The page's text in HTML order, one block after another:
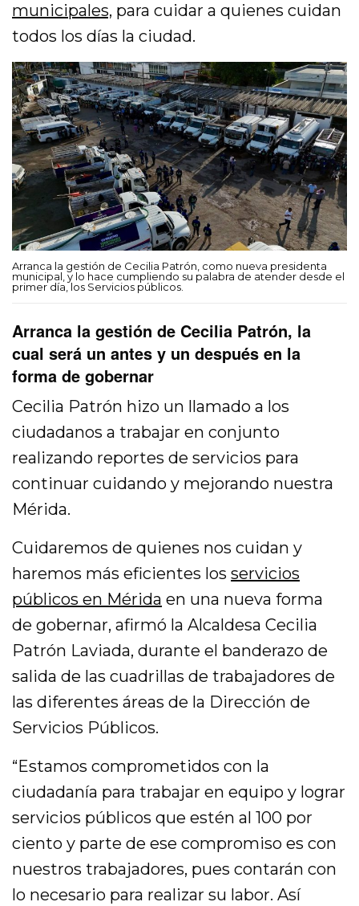
municipales, para cuidar a quienes cuidan
todos los días la ciudad.
Arranca la gestión de Cecilia Patrón, como nueva presidenta
municipal, y lo hace cumpliendo su palabra de atender desde el
primer día, los Servicios públicos.
Arranca la gestión de Cecilia Patrón, la
cual será un antes y un después en la
forma de gobernar
Cecilia Patrón hizo un llamado a los
ciudadanos a trabajar en conjunto
realizando reportes de servicios para
continuar cuidando y mejorando nuestra
Mérida.
Cuidaremos de quienes nos cuidan y
haremos más eficientes losservicios
públicos en Mérida en una nueva forma
de gobernar, afirmó la Alcaldesa Cecilia
Patrón Laviada, durante el banderazo de
salida de las cuadrillas de trabajadores de
las diferentes áreas de la Dirección de
Servicios Públicos.
“Estamos comprometidos con la
ciudadanía para trabajar en equipo y lograr
servicios públicos que estén al 100 por
ciento y parte de ese compromiso es con
nuestros trabajadores, pues contarán con
lo necesario para realizar su labor. Así